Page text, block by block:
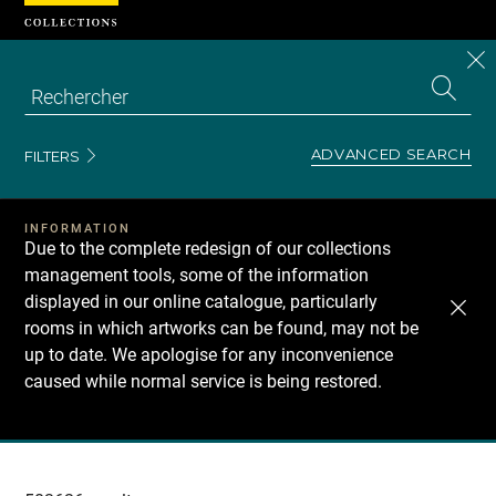
FILTERS ADVANCED SEARCH
INFORMATION
Due to the complete redesign of our collections
management tools, some of the information
displayed in our online catalogue, particularly
rooms in which artworks can be found, may not be
up to date. We apologise for any inconvenience
caused while normal service is being restored.
Recherche
Cookies management panel